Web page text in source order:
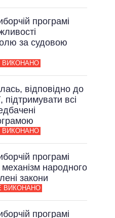
програмі
за судовою
ВИКОНАНО
відповідно до
всі
ВИКОНАНО
програмі
народного
закони
ВИКОНАНО
програмі